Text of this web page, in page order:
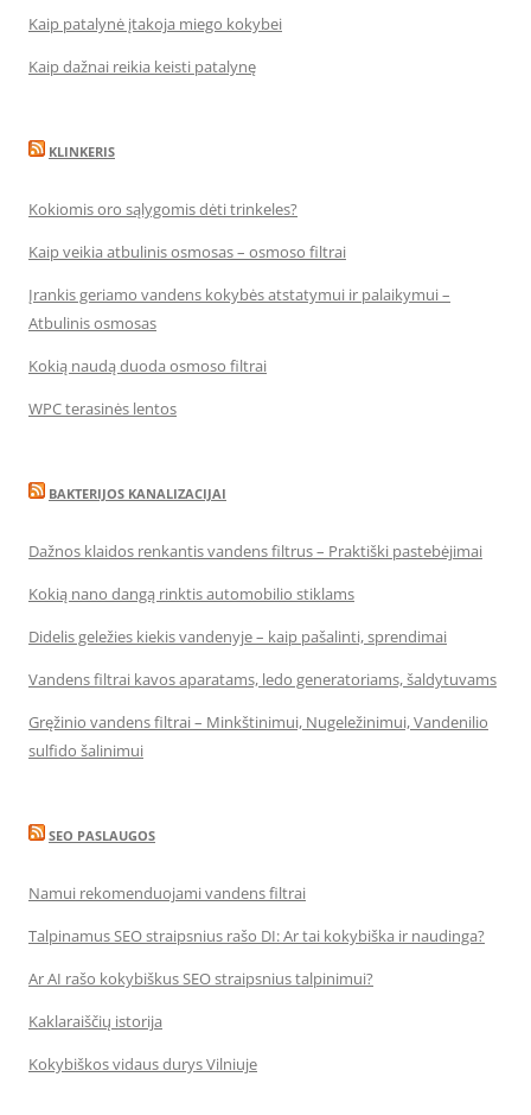
Kaip patalynė įtakoja miego kokybei
Kaip dažnai reikia keisti patalynę
KLINKERIS
Kokiomis oro sąlygomis dėti trinkeles?
Kaip veikia atbulinis osmosas – osmoso filtrai
Įrankis geriamo vandens kokybės atstatymui ir palaikymui –
Atbulinis osmosas
Kokią naudą duoda osmoso filtrai
WPC terasinės lentos
BAKTERIJOS KANALIZACIJAI
Dažnos klaidos renkantis vandens filtrus – Praktiški pastebėjimai
Kokią nano dangą rinktis automobilio stiklams
Didelis geležies kiekis vandenyje – kaip pašalinti, sprendimai
Vandens filtrai kavos aparatams, ledo generatoriams, šaldytuvams
Gręžinio vandens filtrai – Minkštinimui, Nugeležinimui, Vandenilio
sulfido šalinimui
SEO PASLAUGOS
Namui rekomenduojami vandens filtrai
Talpinamus SEO straipsnius rašo DI: Ar tai kokybiška ir naudinga?
Ar AI rašo kokybiškus SEO straipsnius talpinimui?
Kaklaraiščių istorija
Kokybiškos vidaus durys Vilniuje